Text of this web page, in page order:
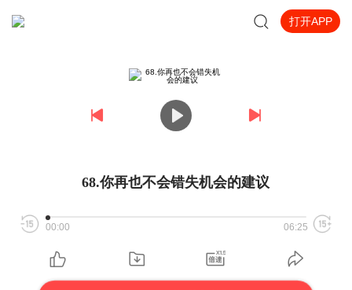
打开APP
68.你再也不会错失机会的建议
00:00 06:25